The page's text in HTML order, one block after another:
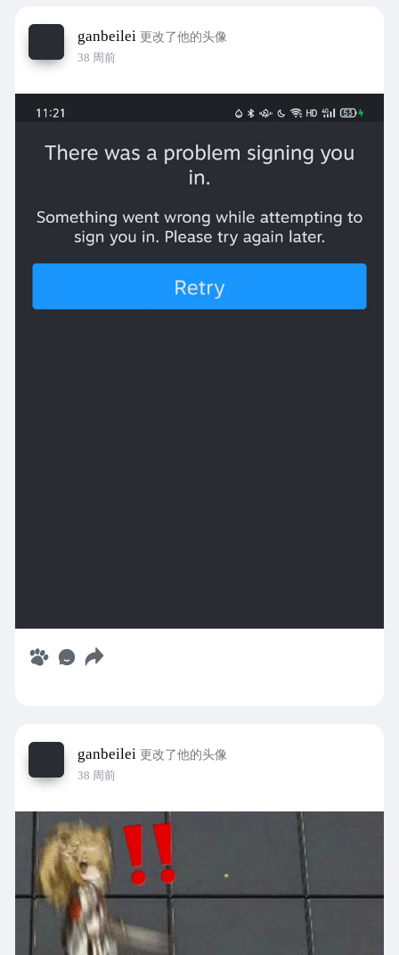
ganbeilei 更改了他的头像
38 周前
ganbeilei 更改了他的头像
38 周前